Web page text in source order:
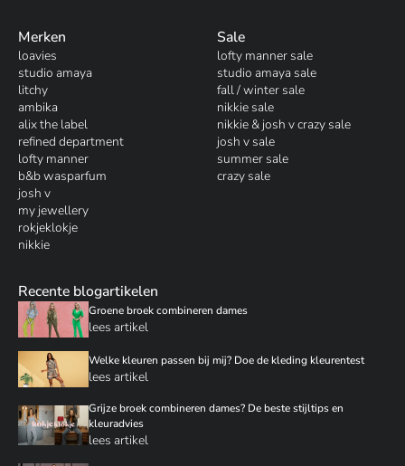
Merken
loavies
studio amaya
litchy
ambika
alix the label
refined department
lofty manner
b&b wasparfum
josh v
my jewellery
rokjeklokje
nikkie
Sale
lofty manner sale
studio amaya sale
fall / winter sale
nikkie sale
nikkie & josh v crazy sale
josh v sale
summer sale
crazy sale
Recente blogartikelen
Groene broek combineren dames
lees artikel
Welke kleuren passen bij mij? Doe de kleding kleurentest
lees artikel
Grijze broek combineren dames? De beste stijltips en
kleuradvies
lees artikel